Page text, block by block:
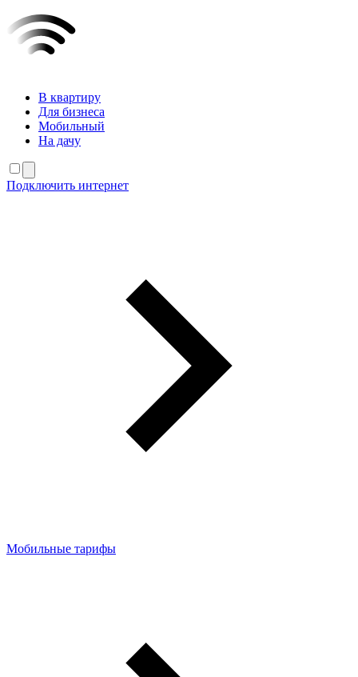
В квартиру
Для бизнеса
Мобильный
На дачу
Подключить интернет
Мобильные тарифы